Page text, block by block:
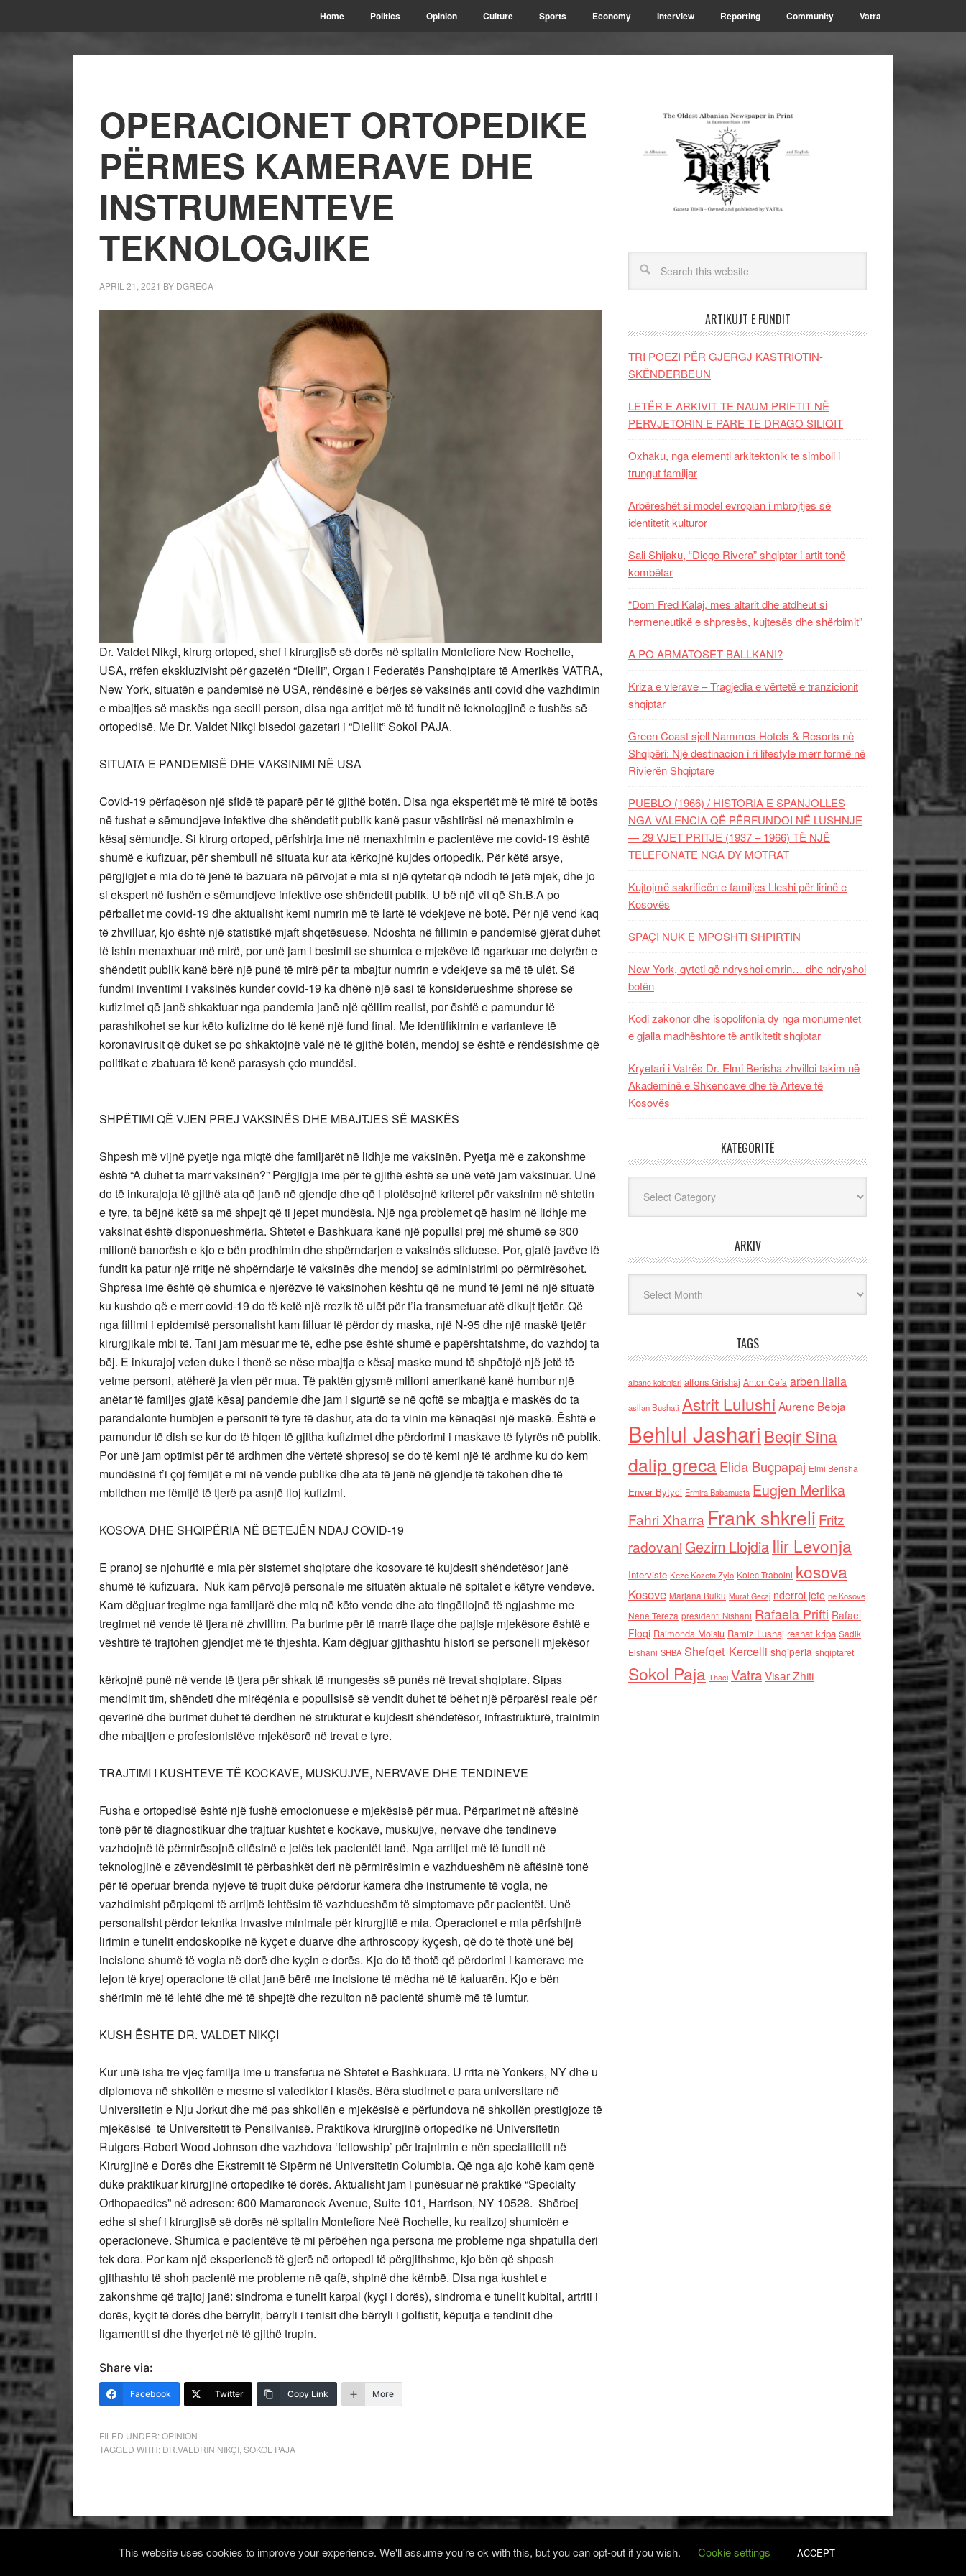
Home Politics Opinion Culture Sports Economy Interview Reporting Community Vatra
OPERACIONET ORTOPEDIKE
PËRMES KAMERAVE DHE
INSTRUMENTEVE
TEKNOLOGJIKE
APRIL 21, 2021 BY DGRECA
Dr. Valdet Nikçi, kirurg ortoped, shef i kirurgjisë së dorës në spitalin Montefiore New Rochelle,
USA, rrëfen ekskluzivisht për gazetën “Dielli”, Organ i Federatës Panshqiptare të Amerikës VATRA,
New York, situatën e pandemisë në USA, rëndësinë e bërjes së vaksinës anti covid dhe vazhdimin
e mbajtjes së maskës nga secili person, disa nga arritjet më të fundit në teknologjinë e fushës së
ortopedisë. Me Dr. Valdet Nikçi bisedoi gazetari i “Diellit” Sokol PAJA.
SITUATA E PANDEMISË DHE VAKSINIMI NË USA
Covid-19 përfaqëson një sfidë të paparë për të gjithë botën. Disa nga ekspertët më të mirë të botës
në fushat e sëmundjeve infektive dhe shëndetit publik kanë pasur vështirësi në menaxhimin e
kësaj sëmundje. Si kirurg ortoped, përfshirja ime në menaxhimin e pacientëve me covid-19 është
shumë e kufizuar, për shembull në situata kur ata kërkojnë kujdes ortopedik. Për këtë arsye,
përgjigjet e mia do të jenë të bazuara në përvojat e mia si një qytetar që ndodh të jetë mjek, dhe jo
si ekspert në fushën e sëmundjeve infektive ose shëndetit publik. U bë një vit që Sh.B.A po
përballet me covid-19 dhe aktualisht kemi numrin më të lartë të vdekjeve në botë. Për një vend kaq
të zhvilluar, kjo është një statistikë mjaft shqetësuese. Ndoshta në fillimin e pandemisë gjërat duhet
të ishin menaxhuar më mirë, por unë jam i besimit se shumica e mjekëve të ngarkuar me detyrën e
shëndetit publik kanë bërë një punë të mirë për ta mbajtur numrin e vdekjeve sa më të ulët. Së
fundmi inventimi i vaksinës kunder covid-19 ka dhënë një sasi të konsiderueshme shprese se
kufizimet që janë shkaktuar nga pandemia janë një qëllim realist, por është e pamundur të
parashikohet se kur këto kufizime do të kenë një fund final. Me identifikimin e varianteve të
koronavirusit që duket se po shkaktojnë valë në të gjithë botën, mendoj se është e rëndësishme që
politikat e zbatuara të kenë parasysh çdo mundësi.
SHPËTIMI QË VJEN PREJ VAKSINËS DHE MBAJTJES SË MASKËS
Shpesh më vijnë pyetje nga miqtë dhe familjarët në lidhje me vaksinën. Pyetja më e zakonshme
është “A duhet ta marr vaksinën?” Përgjigja ime për të gjithë është se unë vetë jam vaksinuar. Unë
do të inkurajoja të gjithë ata që janë në gjendje dhe që i plotësojnë kriteret për vaksinim në shtetin
e tyre, ta bëjnë këtë sa më shpejt që ti jepet mundësia. Një nga problemet që hasim në lidhje me
vaksinat është disponueshmëria. Shtetet e Bashkuara kanë një popullsi prej më shumë se 300
milionë banorësh e kjo e bën prodhimin dhe shpërndarjen e vaksinës sfiduese. Por, gjatë javëve të
fundit ka patur një rritje në shpërndarje të vaksinës dhe mendoj se administrimi po përmirësohet.
Shpresa ime është që shumica e njerëzve të vaksinohen kështu që ne mund të jemi në një situatë
ku kushdo që e merr covid-19 do të ketë një rrezik të ulët për t’ia transmetuar atë dikujt tjetër. Që
nga fillimi i epidemisë personalisht kam filluar të përdor dy maska, një N-95 dhe një maskë tjetër
kirurgjikale mbi të. Tani jam mësuar me të, edhe pse është shumë e papërshtatshme, do vazhdoj ta
bëj. E inkurajoj veten duke i thenë se nëse mbajtja e kësaj maske mund të shpëtojë një jetë të
vetme personi, atëherë ja vlen për mua. Të paktën gjysmë milioni amerikanë kanë humbur një
anëtar të familjes gjatë kësaj pandemie dhe jam i sigurtë se në qoftë se mbajtja e maskës do ta
parandalonte humbjen e personit të tyre të dashur, ata do ta vinin me kënaqësi një maskë. Është e
pamundur të dish se kur do të hiqen të gjitha kufizimet dhe përdorimi i maskave të fytyrës në publik.
Por unë jam optimist për të ardhmen dhe vërtetë shpresoj se do të kemi një të ardhme ku do kem
mundësinë t’i çoj fëmijët e mi në vende publike dhe ata të jenë në gjendje të takohen dhe të
mblidhen me fëmijë të tjerë pa asnjë lloj kufizimi.
KOSOVA DHE SHQIPËRIA NË BETEJËN NDAJ COVID-19
E pranoj se njohuritë e mia për sistemet shqiptare dhe kosovare të kujdesit shëndetësor janë
shumë të kufizuara. Nuk kam përvojë personale me situatën aktuale në spitalet e këtyre vendeve.
Kam dëgjuar tregime nga familjarë dhe miq në këto vende dhe ato tingëllojnë të ngjashme me
tregimet në vende të tjera në zhvillim. Pa burime për të marrë ilaçe dhe pajisje mjekësore është e
vështirë të trajtohen gjendjet më të thjeshta. Kam dëgjuar gjithashtu histori se personeli mjekësor
kërkojnë punë në vende të tjera për shkak të mungesës së punës në trevat shqiptare. Sipas
mendimit tim, shëndeti dhe mirëqënia e popullsisë së vendit duhet të bëhet një përparësi reale për
qeverinë dhe burimet duhet të derdhen në strukturat e kujdesit shëndetësor, infrastrukturë, trainimin
dhe mbajtjen e profesionistëve mjekësorë në trevat e tyre.
TRAJTIMI I KUSHTEVE TË KOCKAVE, MUSKUJVE, NERVAVE DHE TENDINEVE
Fusha e ortopedisë është një fushë emocionuese e mjekësisë për mua. Përparimet në aftësinë
tonë për të diagnostikuar dhe trajtuar kushtet e kockave, muskujve, nervave dhe tendineve
vazhdojnë të përmirësojnë cilësinë e jetës tek pacientët tanë. Nga arritjet më të fundit në
teknologjinë e zëvendësimit të përbashkët deri në përmirësimin e vazhdueshëm në aftësinë tonë
për të operuar brenda nyjeve të trupit duke përdorur kamera dhe instrumente të vogla, ne
vazhdimisht përpiqemi të arrijmë lehtësim të vazhdueshëm të simptomave për pacientët. Unë
personalisht përdor teknika invasive minimale për kirurgjitë e mia. Operacionet e mia përfshijnë
lirimin e tunelit endoskopike në kyçet e duarve dhe arthroscopy kyçesh, që do të thotë unë bëj
incisione shumë të vogla në dorë dhe kyçin e dorës. Kjo do të thotë që përdorimi i kamerave me
lejon të kryej operacione të cilat janë bërë me incisione të mëdha në të kaluarën. Kjo e bën
shërimin më të lehtë dhe më të shpejtë dhe rezulton në pacientë shumë më të lumtur.
KUSH ËSHTE DR. VALDET NIKÇI
Kur unë isha tre vjeç familja ime u transferua në Shtetet e Bashkuara. U rrita në Yonkers, NY dhe u
diplomova në shkollën e mesme si valediktor i klasës. Bëra studimet e para universitare në
Universitetin e Nju Jorkut dhe më pas shkollën e mjekësisë e përfundova në shkollën prestigjoze të
mjekësisë të Universitetit të Pensilvanisë. Praktikova kirurgjinë ortopedike në Universitetin
Rutgers-Robert Wood Johnson dhe vazhdova ‘fellowship’ për trajnimin e nën specialitetit në
Kirurgjinë e Dorës dhe Ekstremit të Sipërm në Universitetin Columbia. Që nga ajo kohë kam qenë
duke praktikuar kirurgjinë ortopedike të dorës. Aktualisht jam i punësuar në praktikë “Specialty
Orthopaedics” në adresen: 600 Mamaroneck Avenue, Suite 101, Harrison, NY 10528. Shërbej
edhe si shef i kirurgjisë së dorës në spitalin Montefiore Neë Rochelle, ku realizoj shumicën e
operacioneve. Shumica e pacientëve të mi përbëhen nga persona me probleme nga shpatulla deri
tek dora. Por kam një eksperiencë të gjerë në ortopedi të përgjithshme, kjo bën që shpesh
gjithashtu të shoh pacientë me probleme në qafë, shpinë dhe këmbë. Disa nga kushtet e
zakonshme që trajtoj janë: sindroma e tunelit karpal (kyçi i dorës), sindroma e tunelit kubital, artriti i
dorës, kyçit të dorës dhe bërrylit, bërryli i tenisit dhe bërryli i golfistit, këputja e tendinit dhe
ligamentit si dhe thyerjet në të gjithë trupin.
Share via:
Facebook Twitter Copy Link More
FILED UNDER:OPINION
TAGGED WITH: DR.VALDRIN NIKÇI,SOKOL PAJA
ARTIKUJT E FUNDIT
TRI POEZI PËR GJERGJ KASTRIOTIN-
SKËNDERBEUN
LETËR E ARKIVIT TE NAUM PRIFTIT NË
PERVJETORIN E PARE TE DRAGO SILIQIT
Oxhaku, nga elementi arkitektonik te simboli i
trungut familjar
Arbëreshët si model evropian i mbrojtjes së
identitetit kulturor
Sali Shijaku, “Diego Rivera” shqiptar i artit tonë
kombëtar
“Dom Fred Kalaj, mes altarit dhe atdheut si
hermeneutikë e shpresës, kujtesës dhe shërbimit”
A PO ARMATOSET BALLKANI?
Kriza e vlerave – Tragjedia e vërtetë e tranzicionit
shqiptar
Green Coast sjell Nammos Hotels & Resorts në
Shqipëri: Një destinacion i ri lifestyle merr formë në
Rivierën Shqiptare
PUEBLO (1966) / HISTORIA E SPANJOLLES
NGA VALENCIA QË PËRFUNDOI NË LUSHNJE
— 29 VJET PRITJE (1937 – 1966) TË NJË
TELEFONATE NGA DY MOTRAT
Kujtojmë sakrificën e familjes Lleshi për lirinë e
Kosovës
SPAÇI NUK E MPOSHTI SHPIRTIN
New York, qyteti që ndryshoi emrin… dhe ndryshoi
botën
Kodi zakonor dhe isopolifonia dy nga monumentet
e gjalla madhështore të antikitetit shqiptar
Kryetari i Vatrës Dr. Elmi Berisha zhvilloi takim në
Akademinë e Shkencave dhe të Arteve të
Kosovës
KATEGORITË
ARKIV
TAGS
albano kolonjari alfons Grishaj Anton Cefa arben llalla
asllan Bushati Astrit Lulushi Aurenc Bebja
Behlul Jashari Beqir Sina
dalip grecaElida Buçpapaj Elmi Berisha
Enver Bytyci Ermira Babamusta Eugjen Merlika
Fahri Xharra Frank shkreli Fritz
radovaniGezim Llojdia Ilir Levonja
Interviste Keze Kozeta Zylo Kolec Traboini kosova
Kosove Marjana Bulku Murat Gecaj nderroi jete ne Kosove
Nene Tereza presidenti Nishani Rafaela Prifti Rafael
Floqi Raimonda Moisiu Ramiz Lushaj reshat kripa Sadik
Elshani SHBA Shefqet Kercelli shqiperia shqiptaret
Sokol Paja Thaci VatraVisar Zhiti
Log in
This website uses cookies to improve your experience. We'll assume you're ok with this, but you can opt-out if you wish. Cookie settings ACCEPT